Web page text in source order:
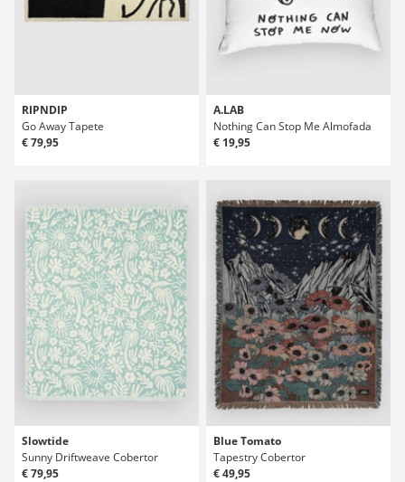
RIPNDIP
Go Away Tapete
€ 79,95
A.LAB
Nothing Can Stop Me Almofada
€ 19,95
Slowtide
Sunny Driftweave Cobertor
€ 79,95
Blue Tomato
Tapestry Cobertor
€ 49,95